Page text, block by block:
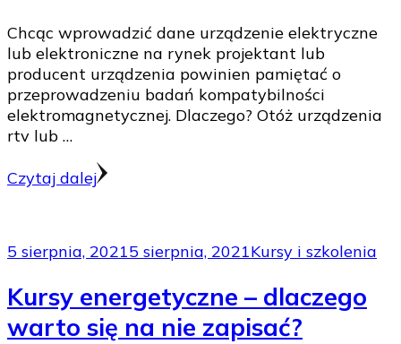
Chcąc wprowadzić dane urządzenie elektryczne
lub elektroniczne na rynek projektant lub
producent urządzenia powinien pamiętać o
przeprowadzeniu badań kompatybilności
elektromagnetycznej. Dlaczego? Otóż urządzenia
rtv lub …
Czytaj dalej
5 sierpnia, 20215 sierpnia, 2021Kursy i szkolenia
Kursy energetyczne – dlaczego
warto się na nie zapisać?